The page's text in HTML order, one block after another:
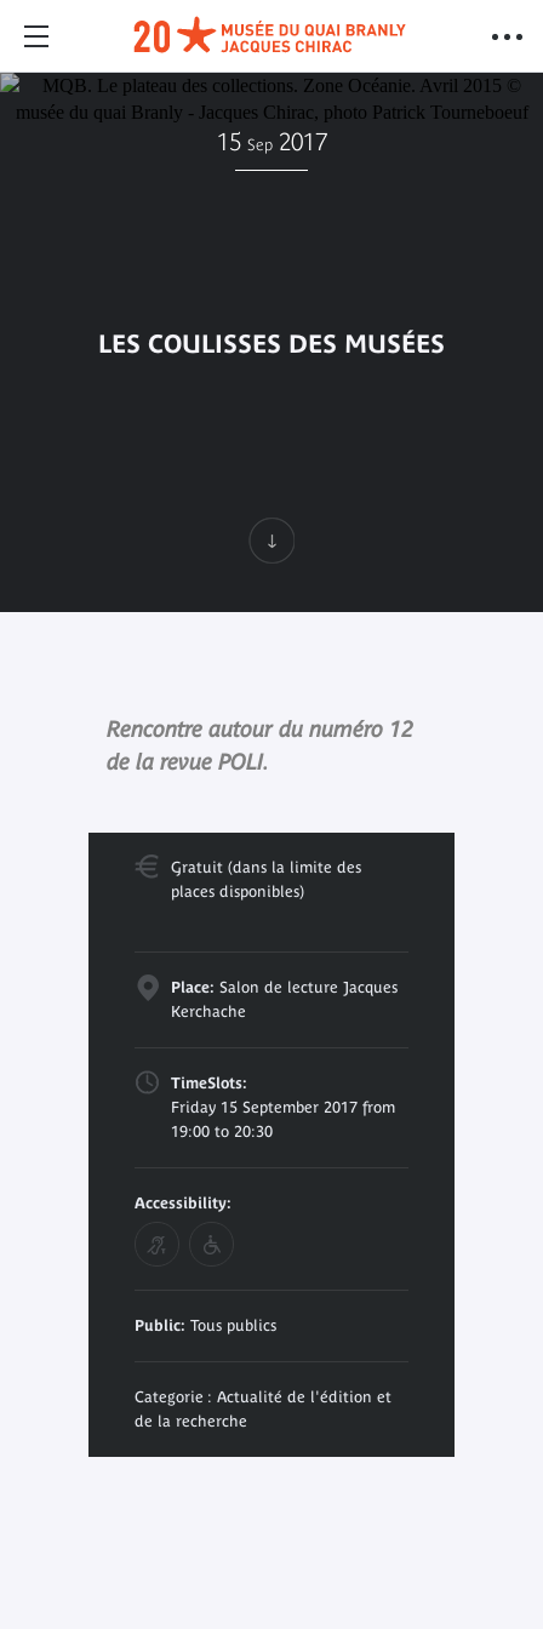
15 Sep 2017
LES COULISSES DES MUSÉES
Rencontre autour du numéro 12
de la revue POLI.
Gratuit (dans la limite des
places disponibles)
Place: Salon de lecture Jacques
Kerchache
TimeSlots:
Friday 15 September 2017 from
19:00 to 20:30
Accessibility:
Public: Tous publics
Categorie : Actualité de l'édition et
de la recherche